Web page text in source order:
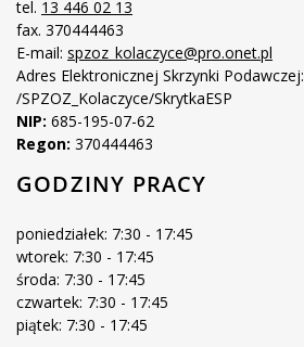
tel. 13 446 02 13
fax. 370444463
E-mail: spzoz_kolaczyce@pro.onet.pl
Adres Elektronicznej Skrzynki Podawczej:
/SPZOZ_Kolaczyce/SkrytkaESP
NIP: 685-195-07-62
Regon: 370444463
GODZINY PRACY
poniedziałek: 7:30 - 17:45
wtorek: 7:30 - 17:45
środa: 7:30 - 17:45
czwartek: 7:30 - 17:45
piątek: 7:30 - 17:45